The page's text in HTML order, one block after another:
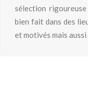
sélection
bien fait dans des
et motivés mais